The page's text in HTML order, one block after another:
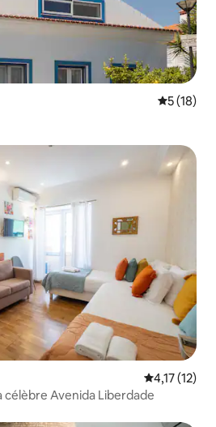
5 (18)
Évaluation
4,17 (12)
célèbre Avenida Liberdade